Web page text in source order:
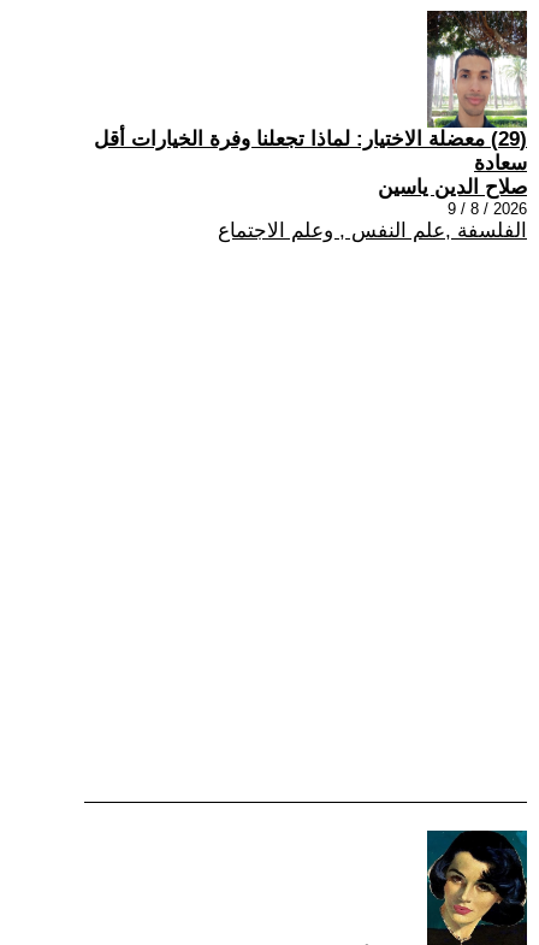
(29) معضلة الاختيار: لماذا تجعلنا وفرة الخيارات أقل
سعادة
صلاح الدين ياسين
2026 / 8 / 9
الفلسفة ,علم النفس , وعلم الاجتماع